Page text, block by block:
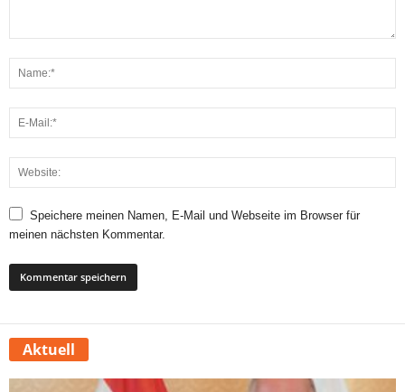
Speichere meinen Namen, E-Mail und Webseite im Browser für
meinen nächsten Kommentar.
Aktuell